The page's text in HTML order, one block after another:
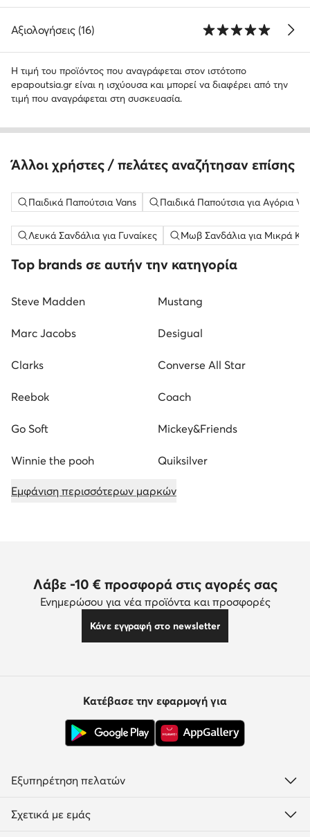
Αξιολογήσεις (16)
Η τιμή του προϊόντος που αναγράφεται στον ιστότοπο
epapoutsia.gr είναι η ισχύουσα και μπορεί να διαφέρει από την
τιμή που αναγράφεται στη συσκευασία.
Άλλοι χρήστες / πελάτες αναζήτησαν επίσης
Παιδικά Παπούτσια Vans Παιδικά Παπούτσια για Αγόρια
Λευκά Σανδάλια για Γυναίκες Μωβ Σανδάλια για Μικρά
Top brands σε αυτήν την κατηγορία
Steve Madden Mustang
Marc Jacobs Desigual
Clarks Converse All Star
Reebok Coach
Go Soft Mickey&Friends
Winnie the pooh Quiksilver
Εμφάνιση περισσότερων μαρκών
Λάβε -10 € προσφορά στις αγορές σας
Ενημερώσου για νέα προϊόντα και προσφορές
Κάνε εγγραφή στο newsletter
Κατέβασε την εφαρμογή για
Εξυπηρέτηση πελατών
Σχετικά με εμάς